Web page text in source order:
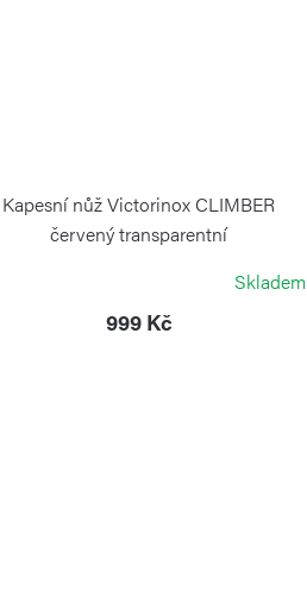
Kapesní nůž Victorinox CLIMBER
červený transparentní
Skladem
999 Kč